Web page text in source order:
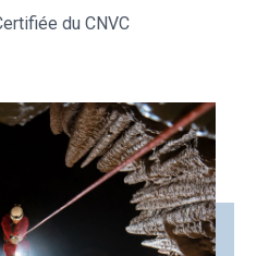
du CNVC